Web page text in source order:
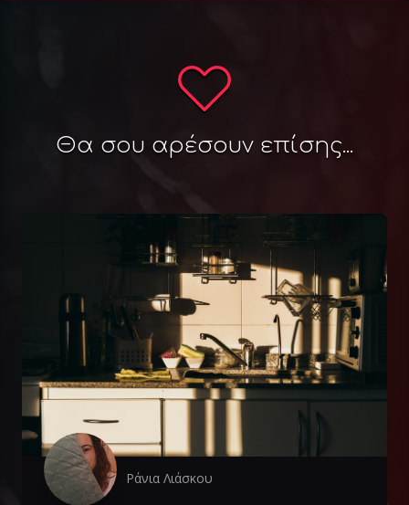
Θα σου αρέσουν επίσης...
Ράνια Λιάσκου